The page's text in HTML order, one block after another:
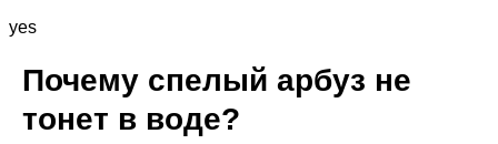
yes
Почему спелый арбуз не
тонет в воде?